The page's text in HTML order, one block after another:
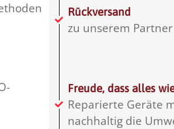
Rückversand
zu unserem Partner
Freude, dass alles
Reparierte Geräte
nachhaltig die